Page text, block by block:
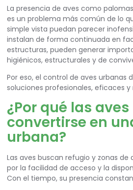
La presencia de aves como
es un problema más común de lo
simple vista puedan parecer
instalan de forma continuada en
estructuras, pueden generar
higiénicos, estructurales y de
Por eso, el control de aves urbanas
soluciones profesionales, eficaces y
¿Por qué las
convertirse en
urbana?
Las aves buscan refugio y zonas de
por la facilidad de acceso y la
Con el tiempo, su presencia